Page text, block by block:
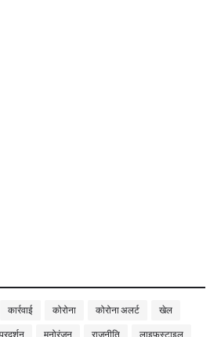
कार्रवाई कोरोना कोरोना अलर्ट खेल
प्रदर्शन मनोरंजन राजनीति लाइफस्टाइल